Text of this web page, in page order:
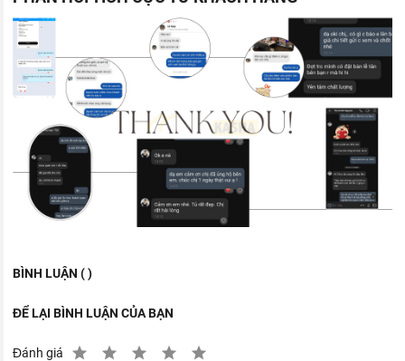
BÌNH LUẬN ( )
ĐỂ LẠI BÌNH LUẬN CỦA BẠN
Đánh giá